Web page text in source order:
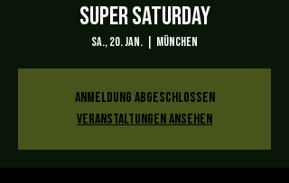
Super Saturday
Sa., 20. Jan. München
Anmeldung abgeschlossen
Veranstaltungen ansehen